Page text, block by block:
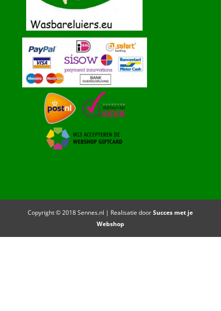
Copyright © 2018 Sennes.nl | Realisatie doorSucces met je
Webshop